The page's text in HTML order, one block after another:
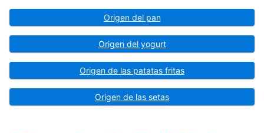
Origen del pan
Origen del yogurt
Origen de las patatas fritas
Origen de las setas